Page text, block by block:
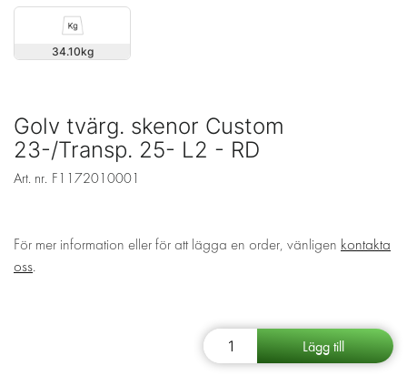
34.10
Golv tvärg. skenor Custom
23-/Transp. 25- L2 - RD
Art. nr. F1172010001
För mer information eller för att lägga en order, vänligen kontakta
oss.